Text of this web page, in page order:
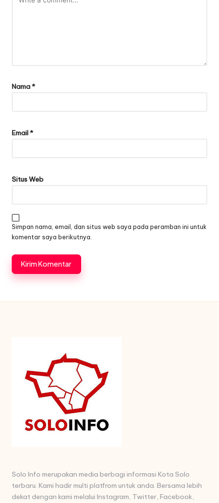
Nama*
Email*
Situs Web
Simpan nama, email, dan situs web saya pada peramban ini untuk
komentar saya berikutnya.
Solo Info merupakan media berbagi informasi Kota Solo
terbaru. Kami hadir multi platfrom untuk anda. Bersama lebih
dekat dengan kami melalui Instagram, Twitter, Facebook,